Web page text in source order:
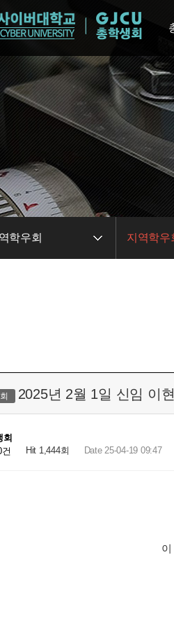
학우회 지역학우
2025년 2월 1일 신임 이
회
Hit 1,444회 Date 25-04-19 09:47
이